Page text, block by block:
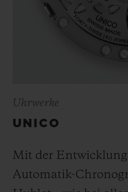
Uhrwerke
UNICO
Mit der Entwicklung
Automatik-